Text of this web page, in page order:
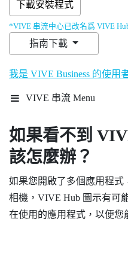
下載安裝程式
*VIVE 串流中心已改名爲 VIVE
指南下載
我是 VIVE Business 的使用
VIVE 串流 Menu
如果看不到
該怎麼辦？
如果您開啟了多個應用程
相機， VIVE Hub 圖示有可
在使用的應用程式，以便您